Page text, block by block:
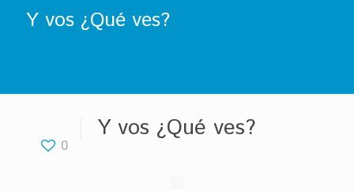
Y vos ¿Qué ves?
0
Y vos ¿Qué ves?